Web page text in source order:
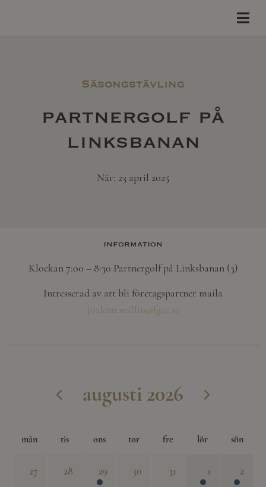
Säsongstävling
partnergolf på
linksbanan
När: 23 april 2025
information
Klockan 7:00 – 8:30 Partnergolf på Linksbanan (3)
Intresserad av att bli företagspartner maila
joakim.wallin@fgcc.se
augusti 2026
mån tis ons tor fre lör sön
27 28 29 30 31 1 2